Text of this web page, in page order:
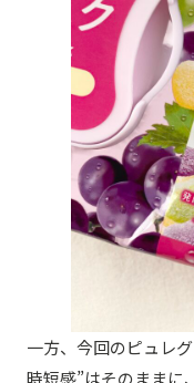
一方、今回のピュレ
時短感”はそのままに